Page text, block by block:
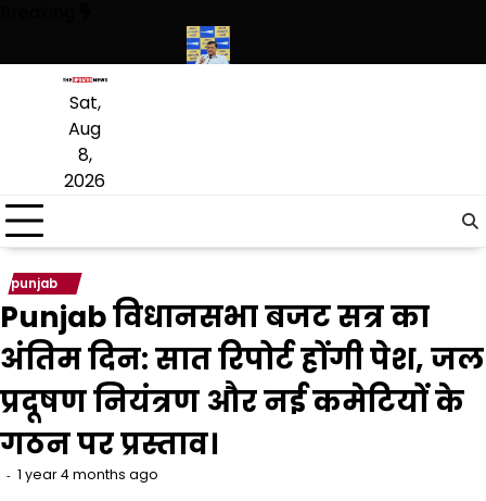
content
Sat,
Aug
8,
2026
punjab
Punjab विधानसभा बजट सत्र का
अंतिम दिन: सात रिपोर्ट होंगी पेश, जल
प्रदूषण नियंत्रण और नई कमेटियों के
गठन पर प्रस्ताव।
1 year 4 months ago